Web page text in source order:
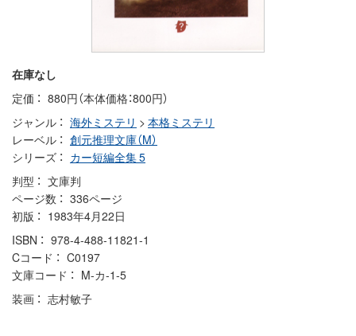
在庫なし
定価
880円（本体価格：800円）
ジャンル
海外ミステリ > 本格ミステリ
レーベル
創元推理文庫（M）
シリーズ
カー短編全集 5
判型
文庫判
ページ数
336ページ
初版
1983年4月22日
ISBN
978-4-488-11821-1
Cコード
C0197
文庫コード
M-カ-1-5
装画
志村敏子